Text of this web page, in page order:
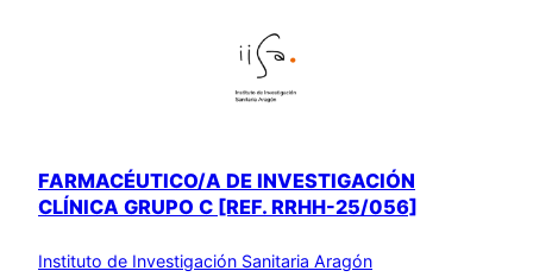
FARMACÉUTICO/A DE INVESTIGACIÓN
CLÍNICA GRUPO C [REF. RRHH-25/056]
Instituto de Investigación Sanitaria Aragón